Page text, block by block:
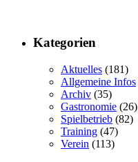
Kategorien
Aktuelles (181)
Allgemeine Infos
Archiv (35)
Gastronomie (26)
Spielbetrieb (82)
Training (47)
Verein (113)